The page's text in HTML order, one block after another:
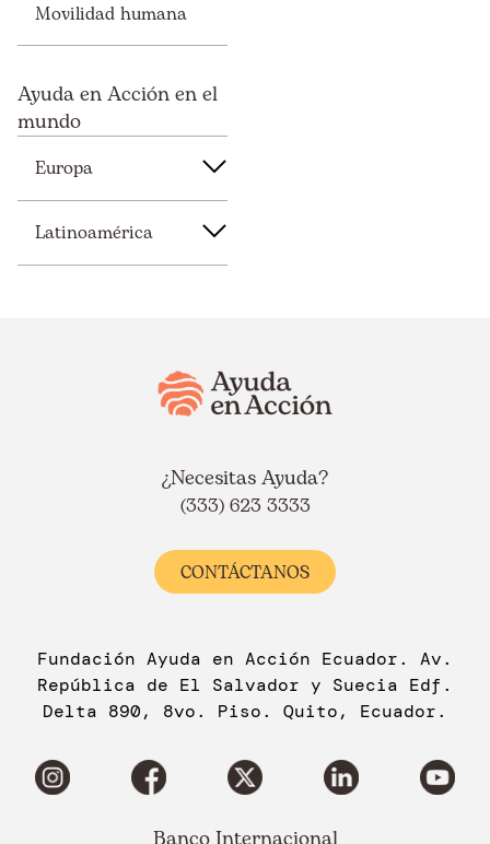
Movilidad humana
Ayuda en Acción en el
mundo
Europa
Latinoamérica
¿Necesitas Ayuda?
(333) 623 3333
CONTÁCTANOS
Fundación Ayuda en Acción Ecuador. Av.
República de El Salvador y Suecia Edf.
Delta 890, 8vo. Piso. Quito, Ecuador.